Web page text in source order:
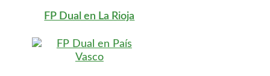
FP Dual en La Rioja